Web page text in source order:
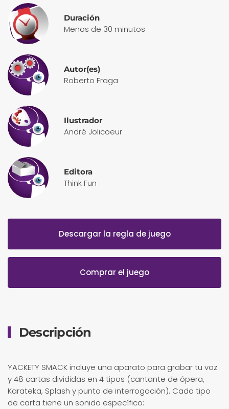
Duración
Menos de 30 minutos
Autor(es)
Roberto Fraga
Ilustrador
André Jolicoeur
Editora
Think Fun
Descargar la regla de juego
Comprar el juego
Descripción
YACKETY SMACK incluye una aparato para grabar tu voz
y 48 cartas divididas en 4 tipos (cantante de ópera,
Karateka, Splash y punto de interrogación). Cada tipo
de carta tiene un sonido específico: